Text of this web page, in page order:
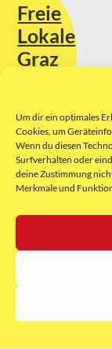
Um dir ein optimales
Cookies, um
Wenn du diesen
Surfverhalten oder
deine Zustimmung
Merkmale und
Freie
Lokale
Graz
Sie erreichen uns
Website by Rubikon
GmbH
E-Mail